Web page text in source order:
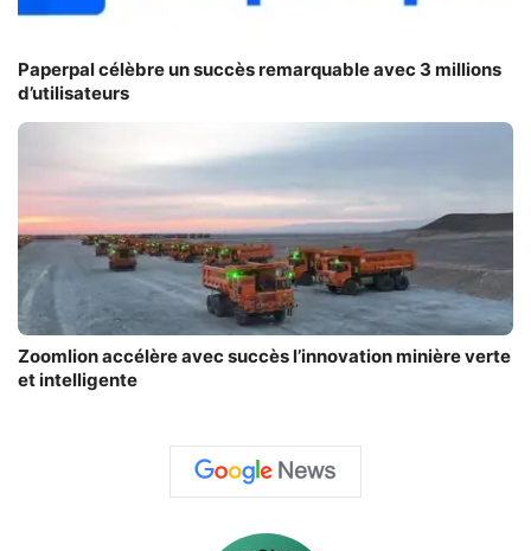
Paperpal célèbre un succès remarquable avec 3 millions
d’utilisateurs
Zoomlion accélère avec succès l’innovation minière verte
et intelligente